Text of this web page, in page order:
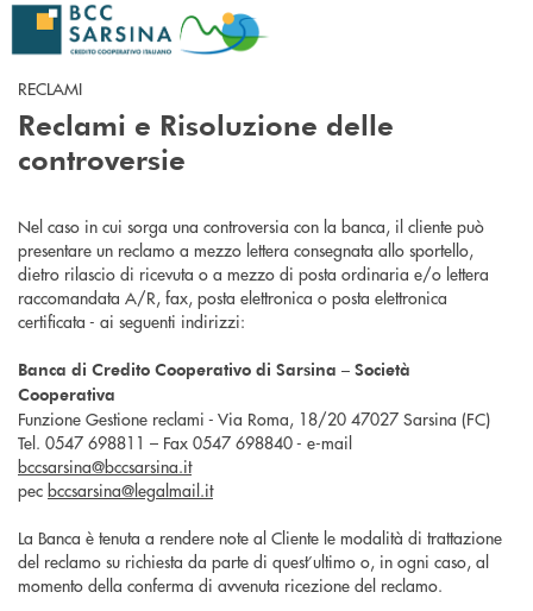
Salta al contenuto principale
RECLAMI
Reclami e Risoluzione delle
controversie
Nel caso in cui sorga una controversia con la banca, il cliente può
presentare un reclamo a mezzo lettera consegnata allo sportello,
dietro rilascio di ricevuta o a mezzo di posta ordinaria e/o lettera
raccomandata A/R, fax, posta elettronica o posta elettronica
certificata - ai seguenti indirizzi:
Banca di Credito Cooperativo di Sarsina – Società
Cooperativa
Funzione Gestione reclami - Via Roma, 18/20 47027 Sarsina (FC)
Tel. 0547 698811 – Fax 0547 698840 - e-mail
bccsarsina@bccsarsina.it
pec bccsarsina@legalmail.it
La Banca è tenuta a rendere note al Cliente le modalità di trattazione
del reclamo su richiesta da parte di quest’ultimo o, in ogni caso, al
momento della conferma di avvenuta ricezione del reclamo.